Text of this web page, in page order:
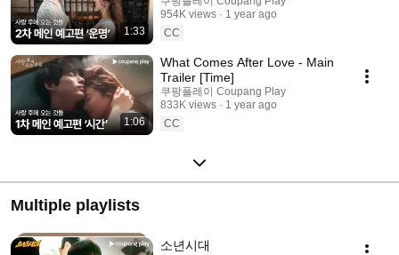
1:33
954K views
1 year ago
CC
1:06
What Comes After Love - Main
Trailer [Time]
쿠팡플레이 Coupang Play
833K views
1 year ago
CC
Multiple playlists
소년시대